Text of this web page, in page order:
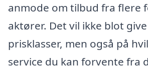
anmode om tilbud fra flere
aktører. Det vil ikke blot
prisklasser, men også på
service du kan forvente fra